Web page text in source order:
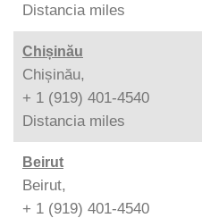
Distancia miles
Chișinău
Chișinău,
+ 1 (919) 401-4540
Distancia miles
Beirut
Beirut,
+ 1 (919) 401-4540